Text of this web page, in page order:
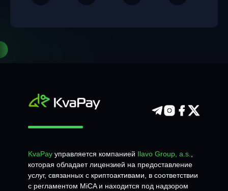
KvaPay управляется компанией Ilavo Group, a.s.
которая обладает лицензией на предоставление
услуг, связанных с криптоактивами, в соответствии
с регламентом MiCA и находится под надзором